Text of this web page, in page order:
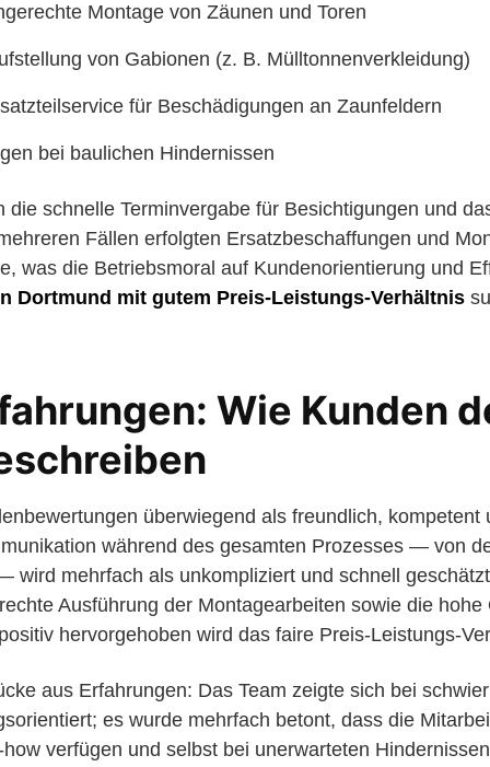
Montage von Zäunen und Toren
von Gabionen (z. B. Mülltonnenverkleidung)
für Beschädigungen an Zaunfeldern
bei baulichen Hindernissen
die schnelle Terminvergabe für Besichtigungen und
Fällen erfolgten Ersatzbeschaffungen und
was die Betriebsmoral auf Kundenorientierung und
Dortmund mit gutem Preis-Leistungs-Verhältnis
Wie Kunden
überwiegend als freundlich, kompetent
während des gesamten Prozesses — von
wird mehrfach als unkompliziert und schnell
Ausführung der Montagearbeiten sowie die hohe
hervorgehoben wird das faire Preis-Leistungs-
aus Erfahrungen: Das Team zeigte sich bei
es wurde mehrfach betont, dass die
verfügen und selbst bei unerwarteten